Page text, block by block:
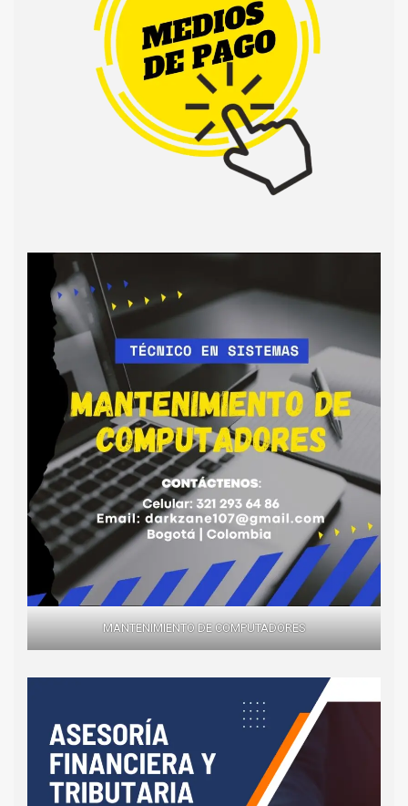
MANTENIMIENTO DE COMPUTADORES